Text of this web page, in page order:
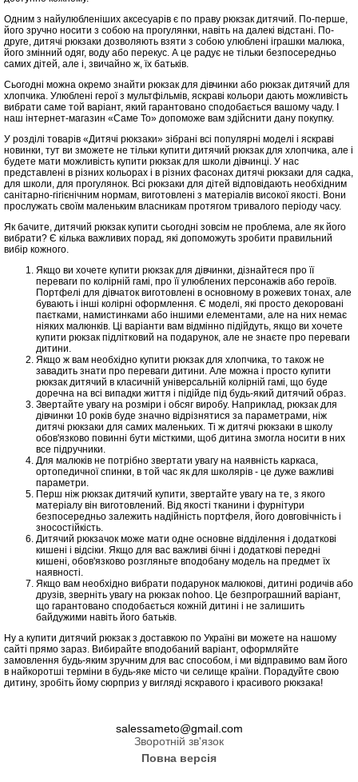
Одним з найулюбленіших аксесуарів є по праву рюкзак дитячий. По-перше,
його зручно носити з собою на прогулянки, навіть на далекі відстані. По-
друге, дитячі рюкзаки дозволяють взяти з собою улюблені іграшки малюка,
його змінний одяг, воду або перекус. А це радує не тільки безпосередньо
самих дітей, але і, звичайно ж, їх батьків.
Сьогодні можна окремо знайти рюкзак для дівчинки або рюкзак дитячий для
хлопчика. Улюблені герої з мультфільмів, яскраві кольори дають можливість
вибрати саме той варіант, який гарантовано сподобається вашому чаду. І
наш інтернет-магазин «Саме То» допоможе вам здійснити дану покупку.
У розділі товарів «Дитячі рюкзаки» зібрані всі популярні моделі і яскраві
новинки, тут ви зможете не тільки купити дитячий рюкзак для хлопчика, але і
будете мати можливість купити рюкзак для школи дівчинці. У нас
представлені в різних кольорах і в різних фасонах дитячі рюкзаки для садка,
для школи, для прогулянок. Всі рюкзаки для дітей відповідають необхідним
санітарно-гігієнічним нормам, виготовлені з матеріалів високої якості. Вони
прослужать своїм маленьким власникам протягом тривалого періоду часу.
Як бачите, дитячий рюкзак купити сьогодні зовсім не проблема, але як його
вибрати? Є кілька важливих порад, які допоможуть зробити правильний
вибір кожного.
Якщо ви хочете купити рюкзак для дівчинки, дізнайтеся про її
переваги по колірній гамі, про її улюблених персонажів або героїв.
Портфелі для дівчаток виготовлені в основному в рожевих тонах, але
бувають і інші колірні оформлення. Є моделі, які просто декоровані
паєтками, намистинками або іншими елементами, але на них немає
ніяких малюнків. Ці варіанти вам відмінно підійдуть, якщо ви хочете
купити рюкзак підлітковий на подарунок, але не знаєте про переваги
дитини.
Якщо ж вам необхідно купити рюкзак для хлопчика, то також не
завадить знати про переваги дитини. Але можна і просто купити
рюкзак дитячий в класичній універсальній колірній гамі, що буде
доречна на всі випадки життя і підійде під будь-який дитячий образ.
Звертайте увагу на розміри і обсяг виробу. Наприклад, рюкзак для
дівчинки 10 років буде значно відрізнятися за параметрами, ніж
дитячі рюкзаки для самих маленьких. Ті ж дитячі рюкзаки в школу
обов'язково повинні бути місткими, щоб дитина змогла носити в них
все підручники.
Для малюків не потрібно звертати увагу на наявність каркаса,
ортопедичної спинки, в той час як для школярів - це дуже важливі
параметри.
Перш ніж рюкзак дитячий купити, звертайте увагу на те, з якого
матеріалу він виготовлений. Від якості тканини і фурнітури
безпосередньо залежить надійність портфеля, його довговічність і
зносостійкість.
Дитячий рюкзачок може мати одне основне відділення і додаткові
кишені і відсіки. Якщо для вас важливі бічні і додаткові передні
кишені, обов'язково розгляньте вподобану модель на предмет їх
наявності.
Якщо вам необхідно вибрати подарунок малюкові, дитині родичів або
друзів, зверніть увагу на рюкзак nohoo. Це безпрограшний варіант,
що гарантовано сподобається кожній дитині і не залишить
байдужими навіть його батьків.
Ну а купити дитячий рюкзак з доставкою по Україні ви можете на нашому
сайті прямо зараз. Вибирайте вподобаний варіант, оформляйте
замовлення будь-яким зручним для вас способом, і ми відправимо вам його
в найкоротші терміни в будь-яке місто чи селище країни. Порадуйте свою
дитину, зробіть йому сюрприз у вигляді яскравого і красивого рюкзака!
salessameto@gmail.com
Зворотній зв'язок
Повна версія